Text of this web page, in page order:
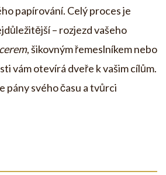
papírování. Celý proces je
– rozjezd vašeho
, šikovným řemeslníkem nebo
vám otevírá dveře k vašim cílům.
pány svého času a tvůrci